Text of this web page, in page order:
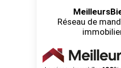
Réseau de